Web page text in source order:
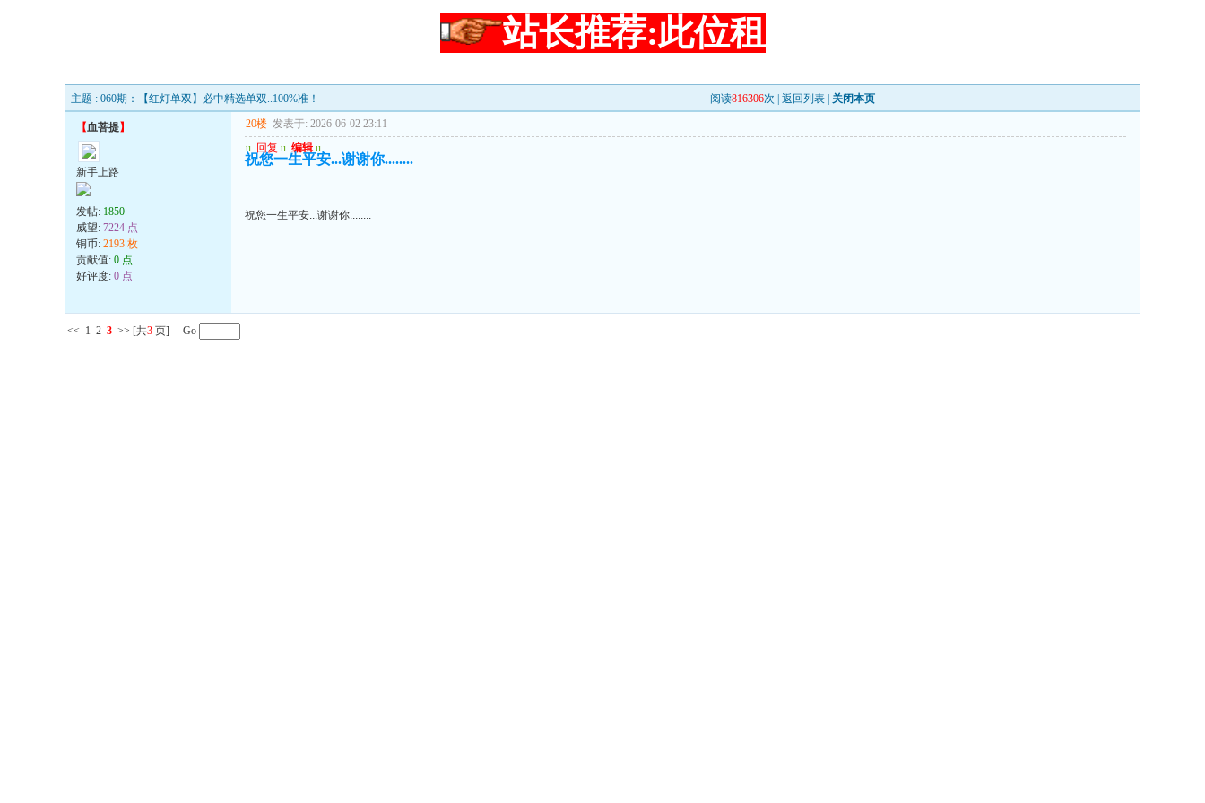
站长推荐:此位租
主题 : 060期：【红灯单双】必中精选单双..100%准！ 阅读816306次 | 返回列表 关闭本页
【血菩提】
新手上路
发帖: 1850
威望: 7224 点
铜币: 2193 枚
贡献值: 0 点
好评度: 0 点
20楼 发表于: 2026-06-02 23:11 ---
u 回复 u 编辑 u
祝您一生平安...谢谢你........
祝您一生平安...谢谢你........
<< 1 2 3 >> [共3 页] Go